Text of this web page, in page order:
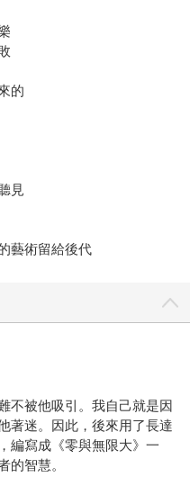
的
見
藝術留給後代
不被他吸引。我自己就是因
著迷。因此，後來用了長達
編寫成《零與無限大》一
的智慧。